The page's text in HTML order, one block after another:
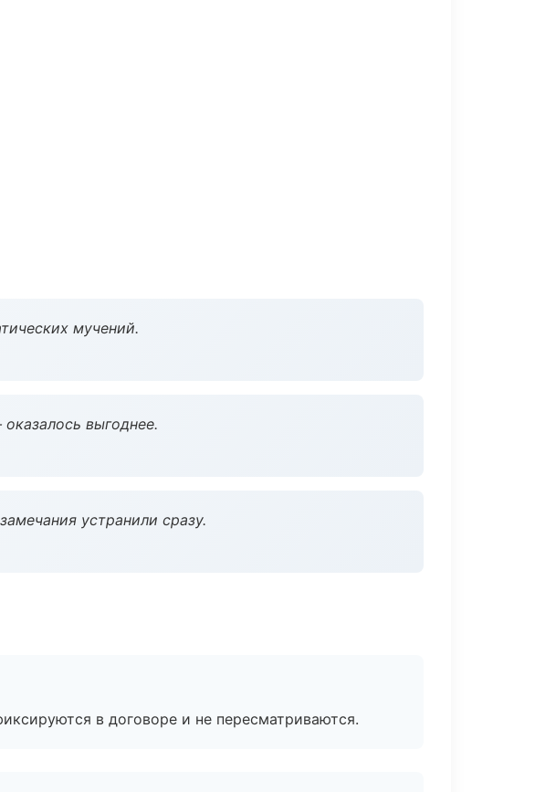
мучений.
выгоднее.
устранили сразу.
в договоре и не пересматриваются.